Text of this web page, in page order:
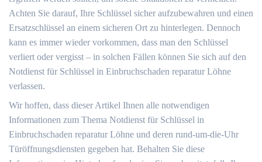
Achten Sie darauf, Ihre Schlüssel sicher aufzubewahren und einen
Ersatzschlüssel an einem sicheren Ort zu hinterlegen.​ Dennoch
kann es immer wieder vorkommen, dass man den Schlüssel
verliert oder vergisst – in solchen Fällen können Sie sich auf den
Notdienst für Schlüssel in Einbruchschaden reparatur Löhne
verlassen.​
Wir hoffen, dass dieser Artikel Ihnen alle notwendigen
Informationen zum Thema Notdienst für Schlüssel in
Einbruchschaden reparatur Löhne und deren rund-um-die-Uhr
Türöffnungsdiensten gegeben hat. Behalten Sie diese